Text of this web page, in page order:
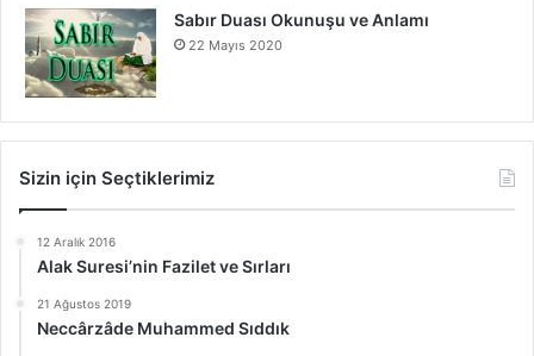
Sabır Duası Okunuşu ve Anlamı
22 Mayıs 2020
Sizin için Seçtiklerimiz
12 Aralık 2016
Alak Suresi’nin Fazilet ve Sırları
21 Ağustos 2019
Neccârzâde Muhammed Sıddık